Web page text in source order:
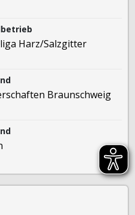
Harz/Salzgitter
Braunschweig